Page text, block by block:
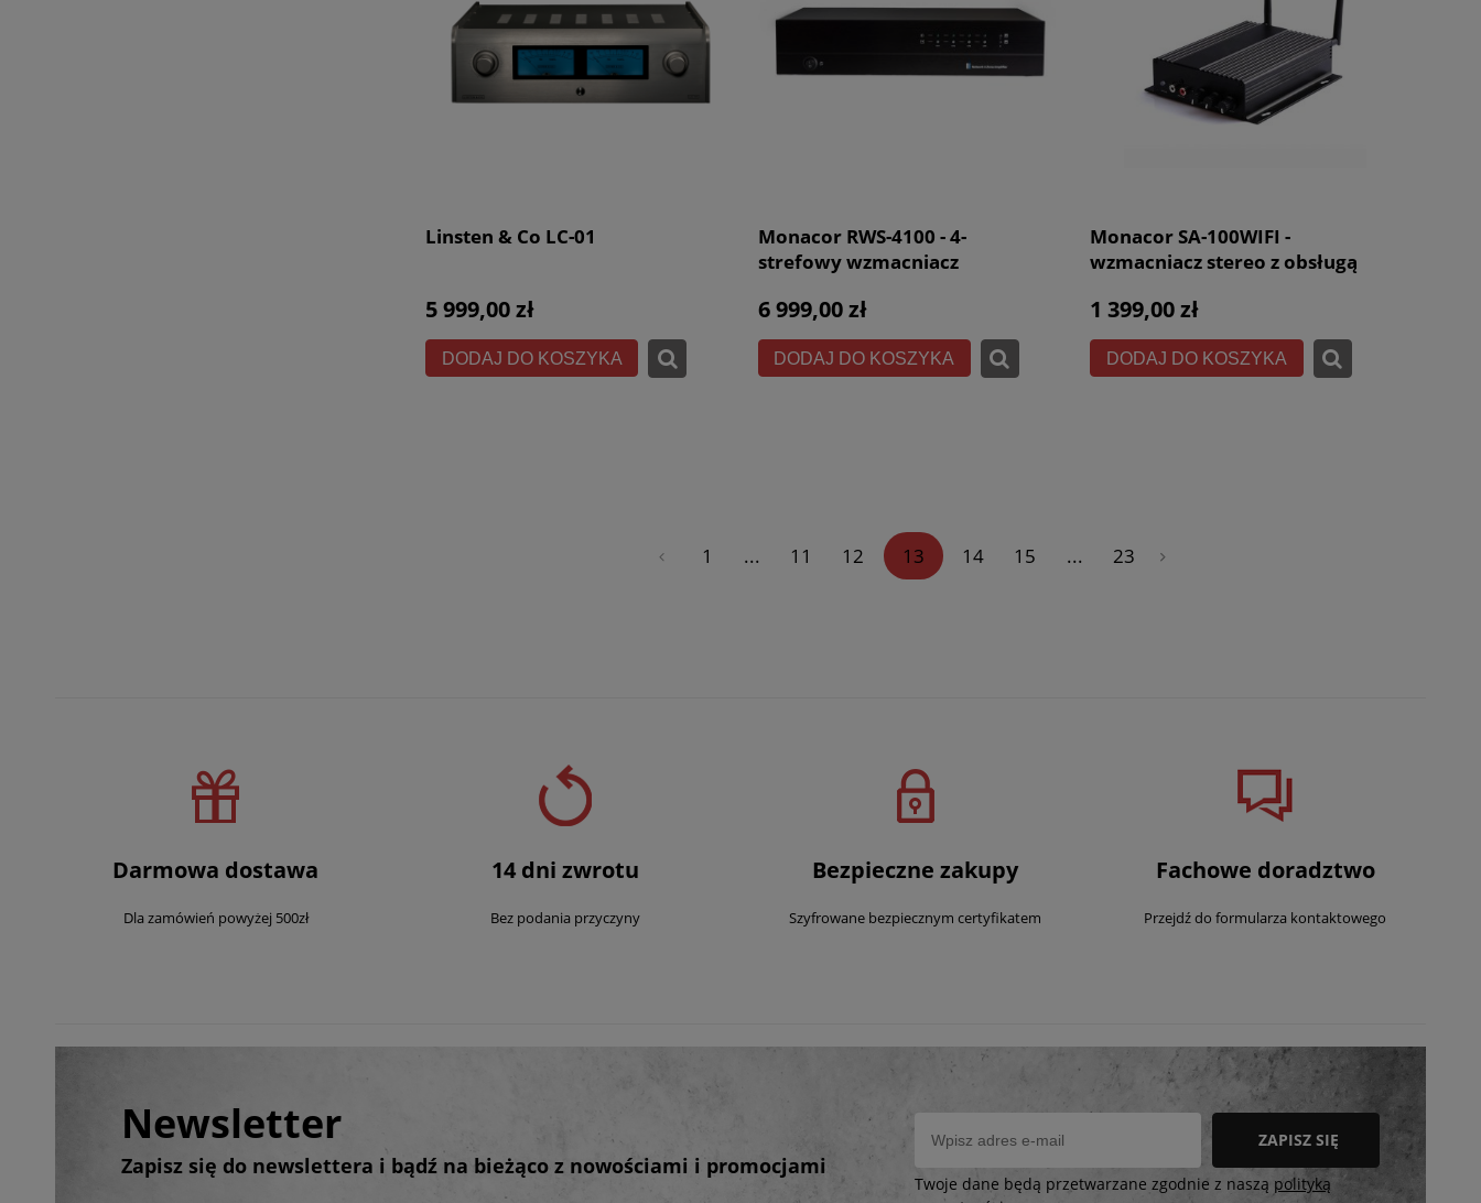
Linsten & Co LC-01
5 999,00 zł
DODAJ DO KOSZYKA
Monacor RWS-4100 - 4-
strefowy wzmacniacz
6 999,00 zł
DODAJ DO KOSZYKA
Monacor SA-100WIFI -
wzmacniacz stereo z obsługą
1 399,00 zł
DODAJ DO KOSZYKA
« 1 ... 11 12 13 14 15 ... 23
Darmowa dostawa
Dla zamówień powyżej 500zł
14 dni zwrotu
Bez podania przyczyny
Bezpieczne zakupy
Szyfrowane bezpiecznym certyfikatem
Fachowe doradztwo
Przejdź do formularza kontaktowego
Newsletter
Zapisz się do newslettera i bądź na bieżąco z nowościami i promocjami
ZAPISZ SIĘ
Twoje dane będą przetwarzane zgodnie z naszą polityką